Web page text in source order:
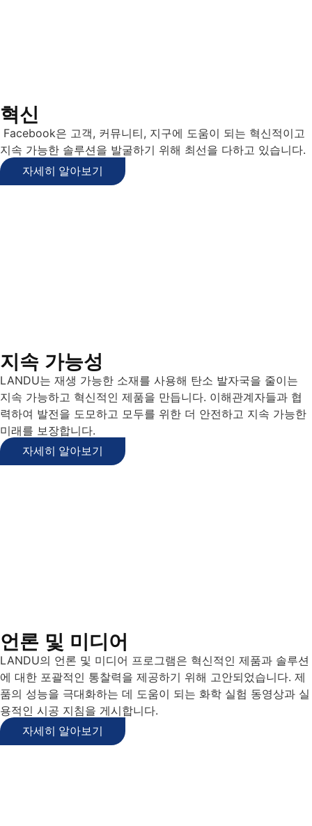
혁신
Facebook은 고객, 커뮤니티, 지구에 도움이 되는 혁신적이고
지속 가능한 솔루션을 발굴하기 위해 최선을 다하고 있습니다.
자세히 알아보기
지속 가능성
LANDU는 재생 가능한 소재를 사용해 탄소 발자국을 줄이는
지속 가능하고 혁신적인 제품을 만듭니다. 이해관계자들과 협
력하여 발전을 도모하고 모두를 위한 더 안전하고 지속 가능한
미래를 보장합니다.
자세히 알아보기
언론 및 미디어
LANDU의 언론 및 미디어 프로그램은 혁신적인 제품과 솔루션
에 대한 포괄적인 통찰력을 제공하기 위해 고안되었습니다. 제
품의 성능을 극대화하는 데 도움이 되는 화학 실험 동영상과 실
용적인 시공 지침을 게시합니다.
자세히 알아보기